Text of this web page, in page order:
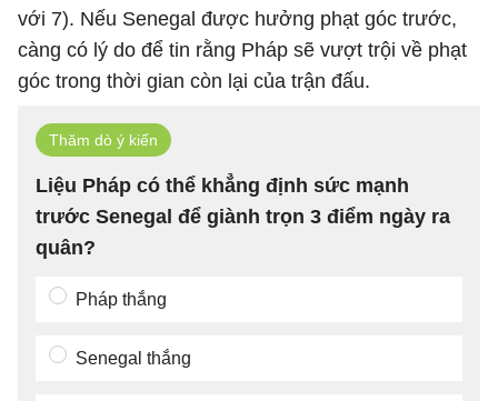
với 7). Nếu Senegal được hưởng phạt góc trước,
càng có lý do để tin rằng Pháp sẽ vượt trội về phạt
góc trong thời gian còn lại của trận đấu.
Thăm dò ý kiến
Liệu Pháp có thể khẳng định sức mạnh
trước Senegal để giành trọn 3 điểm ngày ra
quân?
Pháp thắng
Senegal thắng